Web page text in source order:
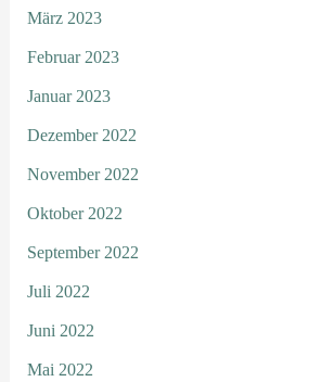
März 2023
Februar 2023
Januar 2023
Dezember 2022
November 2022
Oktober 2022
September 2022
Juli 2022
Juni 2022
Mai 2022